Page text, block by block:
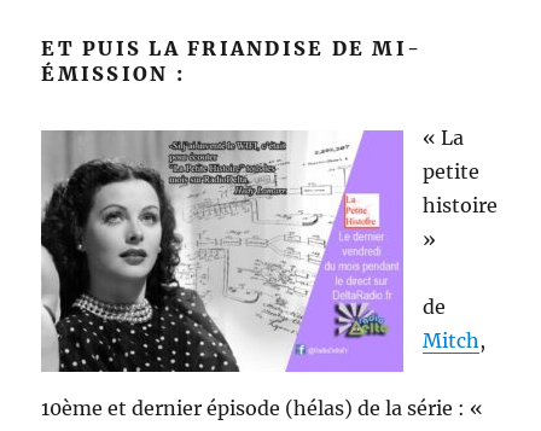
ET PUIS LA FRIANDISE DE MI-
ÉMISSION :
« La
petite
histoire
»
de
Mitch ,
10ème et dernier épisode (hélas) de la série : «